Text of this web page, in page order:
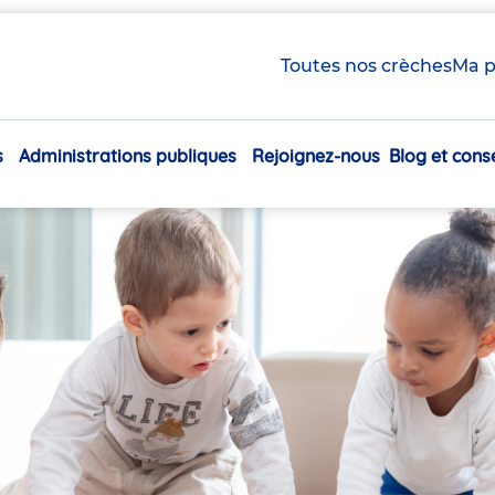
Toutes nos crèchesMa
Navigation
Administrations publiques Rejoignez-nous Blog et